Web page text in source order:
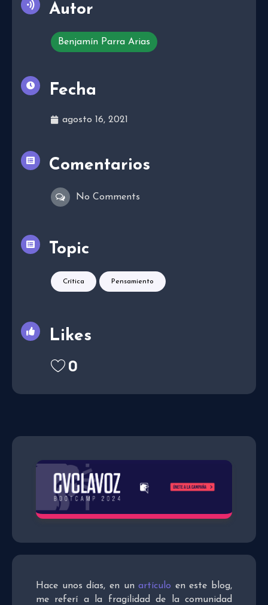
Hace unos días, en unartículo en este blog,
me referí a la fragilidad de la comunidad
Autor
Benjamín Parra Arias
Fecha
agosto 16, 2021
Comentarios
No Comments
Topic
Crítica Pensamiento
Likes
0